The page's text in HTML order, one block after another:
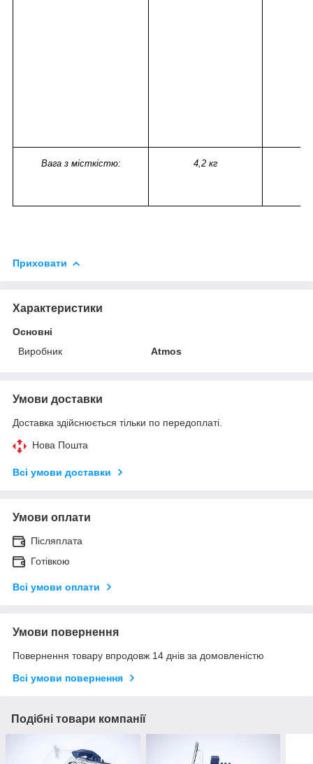
Вага з місткістю: 4,2 кг
Приховати
Характеристики
Основні
Виробник
Atmos
Умови доставки
Доставка здійснюється тільки по передоплаті.
Нова Пошта
Всі умови доставки
Умови оплати
Післяплата
Готівкою
Всі умови оплати
Умови повернення
Повернення товару впродовж 14 днів за домовленістю
Всі умови повернення
Подібні товари компанії